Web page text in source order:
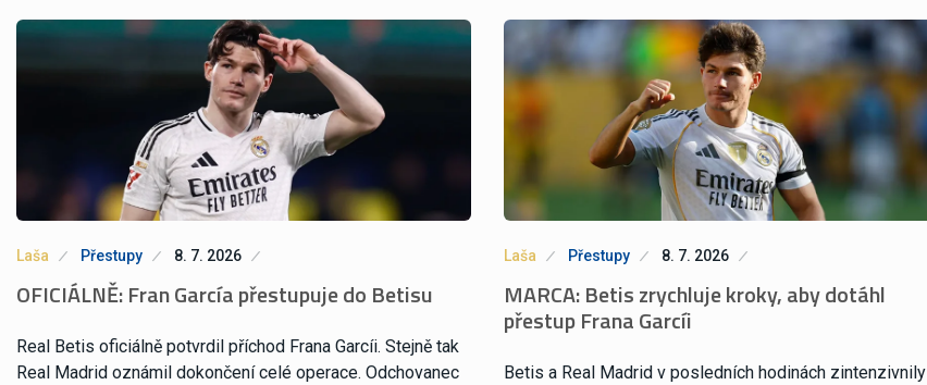
Laša Přestupy 8. 7. 2026
OFICIÁLNĚ: Fran García přestupuje do Betisu
Real Betis oficiálně potvrdil příchod Frana Garcíi. Stejně tak
Real Madrid oznámil dokončení celé operace. Odchovanec
Laša Přestupy 8. 7. 2026
MARCA: Betis zrychluje kroky, aby dotáhl
přestup Frana Garcíi
Betis a Real Madrid v posledních hodinách zintenzivnily